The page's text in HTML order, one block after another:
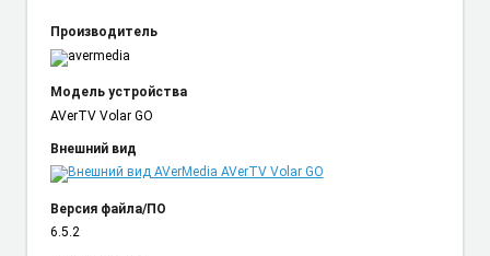
Производитель
Модель устройства
AVerTV Volar GO
Внешний вид
Версия файла/ПО
6.5.2